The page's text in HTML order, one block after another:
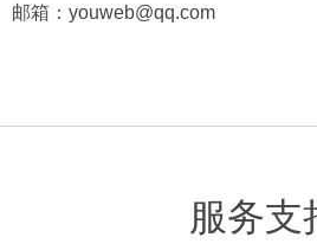
邮箱：youweb@qq.com
服务支